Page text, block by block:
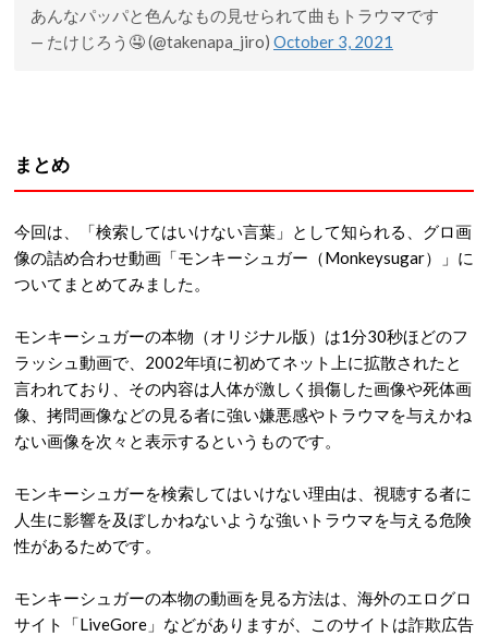
あんなパッパと色んなもの見せられて曲もトラウマです
— たけじろう🤤 (@takenapa_jiro) October 3, 2021
まとめ
今回は、「検索してはいけない言葉」として知られる、グロ画
像の詰め合わせ動画「モンキーシュガー（Monkeysugar）」に
ついてまとめてみました。
モンキーシュガーの本物（オリジナル版）は1分30秒ほどのフ
ラッシュ動画で、2002年頃に初めてネット上に拡散されたと
言われており、その内容は人体が激しく損傷した画像や死体画
像、拷問画像などの見る者に強い嫌悪感やトラウマを与えかね
ない画像を次々と表示するというものです。
モンキーシュガーを検索してはいけない理由は、視聴する者に
人生に影響を及ぼしかねないような強いトラウマを与える危険
性があるためです。
モンキーシュガーの本物の動画を見る方法は、海外のエログロ
サイト「LiveGore」などがありますが、このサイトは詐欺広告